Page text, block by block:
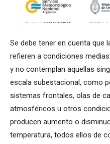
Se debe tener en cuenta que
refieren a condiciones
y no contemplan aquellas
escala subestacional, como
sistemas frontales, olas de
atmosféricos u otros
producen aumento o
temperatura, todos ellos de